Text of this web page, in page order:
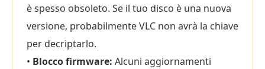
è spesso obsoleto. Se il tuo disco è una nuova
versione, probabilmente VLC non avrà la chiave
per decriptarlo.
• Blocco firmware: Alcuni aggiornamenti